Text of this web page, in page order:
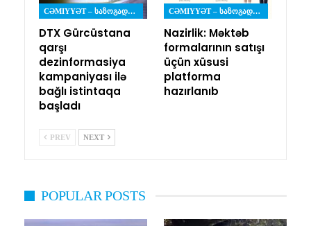
CƏMIYYƏT – ᲡᲐᲖᲝᲒᲐᲓᲝᲔᲑᲐ
DTX Gürcüstana
qarşı
dezinformasiya
kampaniyası ilə
bağlı istintaqa
başladı
CƏMIYYƏT – ᲡᲐᲖᲝᲒᲐᲓᲝᲔᲑᲐ
Nazirlik: Məktəb
formalarının satışı
üçün xüsusi
platforma
hazırlanıb
PREV NEXT
POPULAR POSTS